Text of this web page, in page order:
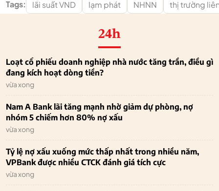
Tags: lãi suất VND lạm phát NHNN thị trường
24h
Loạt cổ phiếu doanh nghiệp nhà nước tăng trần, điều gì
đang kích hoạt dòng tiền?
vừa xong
Nam A Bank lãi tăng mạnh nhờ giảm dự phòng, nợ
nhóm 5 chiếm hơn 80% nợ xấu
vừa xong
Tỷ lệ nợ xấu xuống mức thấp nhất trong nhiều năm,
VPBank được nhiều CTCK đánh giá tích cực
vừa xong